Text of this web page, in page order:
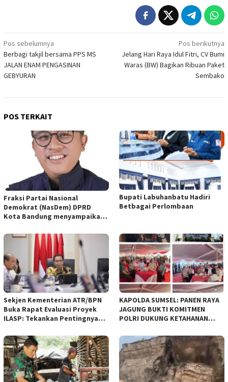
Navigasi
pos
Pos sebelumnya
Berbagi takjil bersama PPS MS
JALAN ENAM PENGASINAN
GEBYURAN
Pos berikutnya
Jelang Hari Raya Idul Fitri, CV Bumi
Waras (BW) Bagikan Ribuan Paket
Sembako
POS TERKAIT
Fraksi Partai Nasional
Demokrat (NasDem) DPRD
Kota Bandung menyampaikan
empat Rancangan Peraturan
Daerah (Raperda) yang
diajukan Pemerintah Kota
Bandung
Bupati Labuhanbatu Hadiri
Betbagai Perlombaan
Sekjen Kementerian ATR/BPN
Buka Rapat Evaluasi Proyek
ILASP: Tekankan Pentingnya
Anggaran
KAPOLDA SUMSEL: PANEN RAYA
JAGUNG BUKTI KOMITMEN
POLRI DUKUNG KETAHANAN